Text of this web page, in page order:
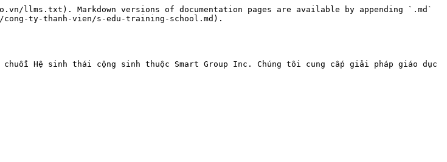
llms.txt). Markdown versions of documentation pages are available by appending `.md`
ty-thanh-vien/s-edu-training-school.md).
Hệ sinh thái cộng sinh thuộc Smart Group Inc. Chúng tôi cung cấp giải pháp giáo dục